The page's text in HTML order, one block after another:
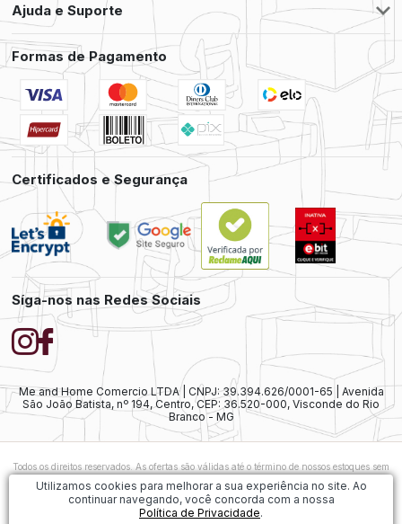
Ajuda e Suporte
Formas de Pagamento
Certificados e Segurança
Síga-nos nas Redes Sociais
Me and Home Comercio LTDA | CNPJ: 39.394.626/0001-65 | Avenida
São João Batista, nº 194, Centro, CEP: 36.520-000, Visconde do Rio
Branco - MG
Todos os direitos reservados. As ofertas são válidas até o término de nossos estoques sem
prévio aviso. As vendas ainda estão sujeitas à análise e confirmação de dados.
exista alguma diferença nos preços ofertados, será considerado válido o preço do
Carrinho de Compras. As imagens dos produtos são meramente ilustrativas.
Utilizamos cookies para melhorar a sua experiência no site. Ao
continuar navegando, você concorda com a nossa
Política de Privacidade.